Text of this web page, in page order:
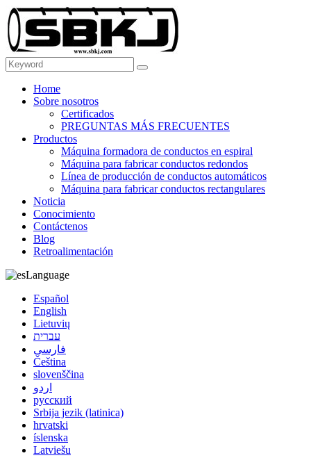
Home
Sobre nosotros
Certificados
PREGUNTAS MÁS FRECUENTES
Productos
Máquina formadora de conductos en espiral
Máquina para fabricar conductos redondos
Línea de producción de conductos automáticos
Máquina para fabricar conductos rectangulares
Noticia
Conocimiento
Contáctenos
Blog
Retroalimentación
Language
Español
English
Lietuvių
עברית
فارسی
Čeština
slovenščina
اردو
русский
Srbija jezik (latinica)
hrvatski
íslenska
Latviešu